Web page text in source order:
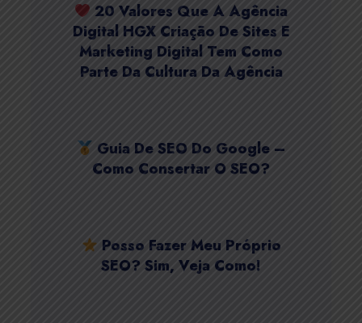
20 Valores Que A Agência
Digital HGX Criação De Sites E
Marketing Digital Tem Como
Parte Da Cultura Da Agência
Guia De SEO Do Google –
Como Consertar O SEO?
Posso Fazer Meu Próprio
SEO? Sim, Veja Como!